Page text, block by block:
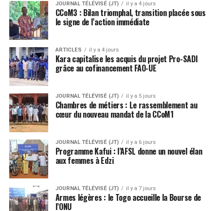
JOURNAL TÉLÉVISÉ (JT) il y a 4 jours
CCoM3 : Bilan triomphal, transition placée sous
le signe de l’action immédiate
ARTICLES il y a 4 jours
Kara capitalise les acquis du projet Pro-SADI
grâce au cofinancement FAO-UE
JOURNAL TÉLÉVISÉ (JT) il y a 5 jours
Chambres de métiers : Le rassemblement au
cœur du nouveau mandat de la CCoM1
JOURNAL TÉLÉVISÉ (JT) il y a 6 jours
Programme Kafui : l’AFSL donne un nouvel élan
aux femmes à Edzi
JOURNAL TÉLÉVISÉ (JT) il y a 7 jours
Armes légères : le Togo accueille la Bourse de
l’ONU